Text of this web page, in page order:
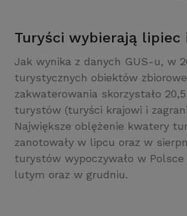
Turyści wybierają lipiec
Jak wynika z danych GUS-u, w
turystycznych obiektów
zakwaterowania skorzystało
turystów (turyści krajowi i
Największe oblężenie kwatery
zanotowały w lipcu oraz w
turystów wypoczywało w
lutym oraz w grudniu.